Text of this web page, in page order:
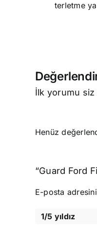
terletme
İlk yorumu siz
Henüz
“Guard Ford
E-posta
1/5 yıldız